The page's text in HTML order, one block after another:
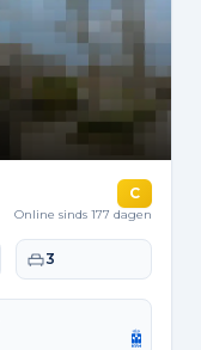
C
Online sinds 177 dagen
Slaapkamers
3